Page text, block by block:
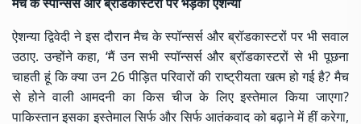
ऐशन्या द्विवेदी ने इस दौरान मैच के स्पॉन्सर्स और ब्रॉडकास्टरों पर भी सवाल
उठाए. उन्होंने कहा, ‘मैं उन सभी स्पॉन्सर्स और ब्रॉडकास्टरों से भी पूछना
चाहती हूं कि क्या उन 26 पीड़ित परिवारों की राष्ट्रीयता खत्म हो गई है? मैच
से होने वाली आमदनी का किस चीज के लिए इस्तेमाल किया जाएगा?
पाकिस्तान इसका इस्तेमाल सिर्फ और सिर्फ आतंकवाद को बढ़ाने में हीं करेगा,